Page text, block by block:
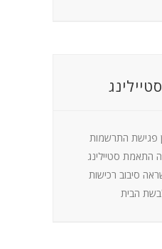
פגישת התרשמות
התאמת סטיילינג
סיבוב רכישות
הבית